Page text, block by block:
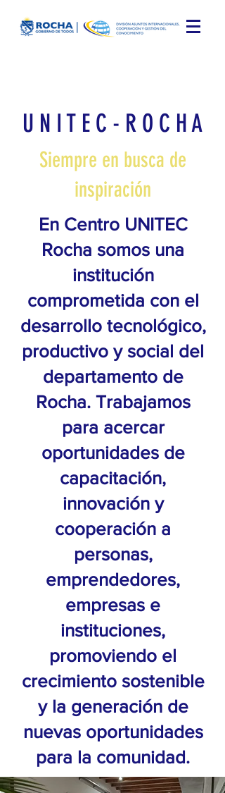
U N I T E C - R O C H A
Siempre en busca de
inspiración
En Centro UNITEC
Rocha somos una
institución
comprometida con el
desarrollo tecnológico,
productivo y social del
departamento de
Rocha. Trabajamos
para acercar
oportunidades de
capacitación,
innovación y
cooperación a
personas,
emprendedores,
empresas e
instituciones,
promoviendo el
crecimiento sostenible
y la generación de
nuevas oportunidades
para la comunidad.